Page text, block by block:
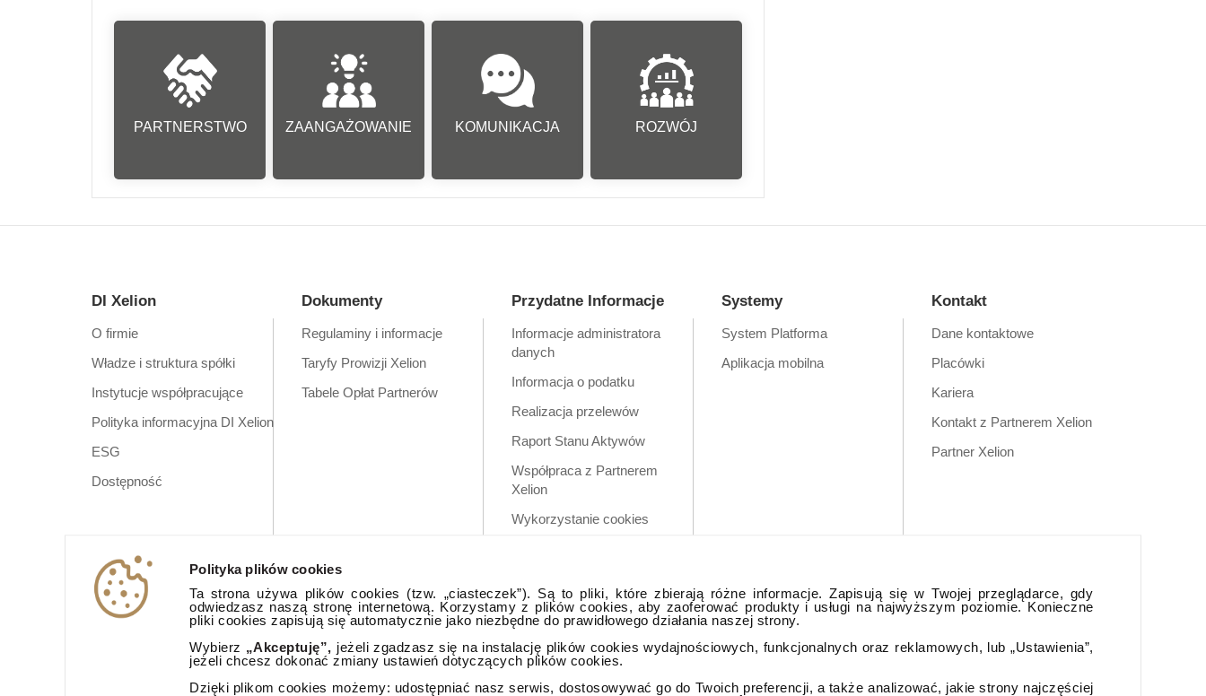
Polityka plików cookies
Ta strona używa plików cookies (tzw. „ciasteczek”). Są to pliki, które zbierają różne informacje. Zapisują się w Twojej przeglądarce, gdy
odwiedzasz naszą stronę internetową. Korzystamy z plików cookies, aby zaoferować produkty i usługi na najwyższym poziomie. Konieczne
pliki cookies zapisują się automatycznie jako niezbędne do prawidłowego działania naszej strony.
Wybierz „Akceptuję”, jeżeli zgadzasz się na instalację plików cookies wydajnościowych, funkcjonalnych oraz reklamowych, lub „Ustawienia”,
jeżeli chcesz dokonać zmiany ustawień dotyczących plików cookies.
Dzięki plikom cookies możemy: udostępniać nasz serwis, dostosowywać go do Twoich preferencji, a także analizować, jakie strony najczęściej
PARTNERSTWO
Budujemy partnerskie
relacje
ZAANGAŻOWANIE
Działamy z pasją i
zaangażowaniem
KOMUNIKACJA
Wspieramy otwartą
komunikację
ROZWÓJ
Dbamy o rozwój
DI Xelion
O firmie
Władze i struktura spółki
Instytucje współpracujące
Polityka informacyjna DI Xelion
ESG
Dostępność
Dokumenty
Regulaminy i informacje
Taryfy Prowizji Xelion
Tabele Opłat Partnerów
Przydatne Informacje
Informacje administratora
danych
Informacja o podatku
Realizacja przelewów
Raport Stanu Aktywów
Współpraca z Partnerem
Xelion
Wykorzystanie cookies
aplikacji mobilnej
Systemy
System Platforma
Aplikacja mobilna
Kontakt
Dane kontaktowe
Placówki
Kariera
Kontakt z Partnerem Xelion
Partner Xelion